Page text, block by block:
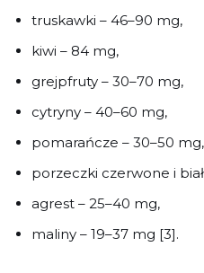
truskawki – 46–90 mg,
kiwi – 84 mg,
grejpfruty – 30–70 mg,
cytryny – 40–60 mg,
pomarańcze – 30–50 mg,
porzeczki czerwone i
agrest – 25–40 mg,
maliny – 19–37 mg [3].